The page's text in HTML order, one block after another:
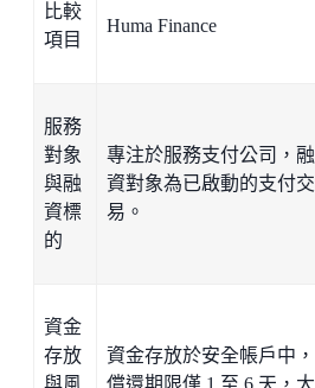
比較
項目
Huma Finance
服務
對象
與融
資標
的
專注於服務支付公司，融
資對象為已啟動的支付交
易。
資金
存放
資金存放於安全帳戶中，